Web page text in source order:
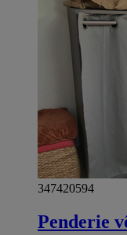
347420594
Penderie